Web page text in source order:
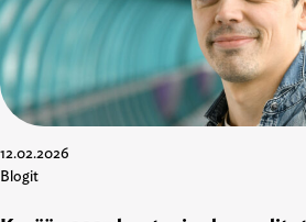
12.02.2026
Blogit